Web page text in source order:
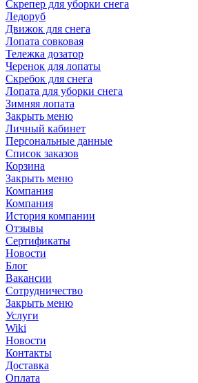
Скрепер для уборки снега
Ледоруб
Движок для снега
Лопата совковая
Тележка дозатор
Черенок для лопаты
Скребок для снега
Лопата для уборки снега
Зимняя лопата
Закрыть меню
Личный кабинет
Персональные данные
Список заказов
Корзина
Закрыть меню
Компания
Компания
История компании
Отзывы
Сертификаты
Новости
Блог
Вакансии
Сотрудничество
Закрыть меню
Услуги
Wiki
Новости
Контакты
Доставка
Оплата